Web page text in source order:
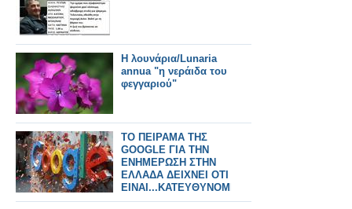
Η λουνάρια/Lunaria
annua "η νεράιδα του
φεγγαριού"
ΤΟ ΠΕΙΡΑΜΑ ΤΗΣ
GOOGLE ΓΙΑ ΤΗΝ
ΕΝΗΜΕΡΩΣΗ ΣΤΗΝ
ΕΛΛΑΔΑ ΔΕΙΧΝΕΙ ΟΤΙ
ΕΙΝΑΙ...ΚΑΤΕΥΘΥΝΟΜΕΝΕΣ